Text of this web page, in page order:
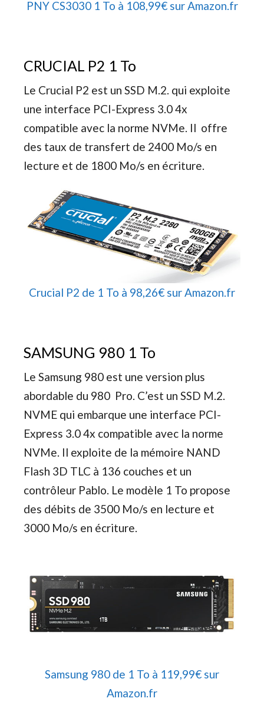
PNY CS3030 1 To à 108,99€ sur Amazon.fr
CRUCIAL P2 1 To
Le Crucial P2 est un SSD M.2. qui exploite
une interface PCI-Express 3.0 4x
compatible avec la norme NVMe. Il offre
des taux de transfert de 2400 Mo/s en
lecture et de 1800 Mo/s en écriture.
Crucial P2 de 1 To à 98,26€ sur Amazon.fr
SAMSUNG 980 1 To
Le Samsung 980 est une version plus
abordable du 980 Pro. C’est un SSD M.2.
NVME qui embarque une interface PCI-
Express 3.0 4x compatible avec la norme
NVMe. Il exploite de la mémoire NAND
Flash 3D TLC à 136 couches et un
contrôleur Pablo. Le modèle 1 To propose
des débits de 3500 Mo/s en lecture et
3000 Mo/s en écriture.
Samsung 980 de 1 To à 119,99€ sur
Amazon.fr